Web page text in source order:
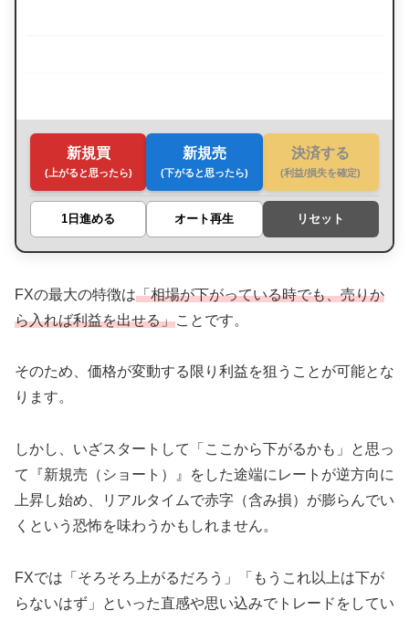
新規買
(上がると思ったら)
新規売
(下がると思ったら)
決済する
(利益/損失を確定)
1日進める オート再生 リセット
FXの最大の特徴は「相場が下がっている時でも、売りか
ら入れば利益を出せる」ことです。
そのため、価格が変動する限り利益を狙うことが可能とな
ります。
しかし、いざスタートして「ここから下がるかも」と思っ
て『新規売（ショート）』をした途端にレートが逆方向に
上昇し始め、リアルタイムで赤字（含み損）が膨らんでい
くという恐怖を味わうかもしれません。
FXでは「そろそろ上がるだろう」「もうこれ以上は下が
らないはず」といった直感や思い込みでトレードをしてい